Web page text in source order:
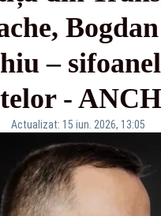
–
-
Actualizat: 15 iun. 2026, 13:05